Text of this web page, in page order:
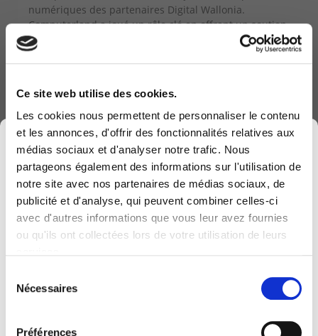
Ce site web utilise des cookies.
Les cookies nous permettent de personnaliser le contenu
et les annonces, d'offrir des fonctionnalités relatives aux
médias sociaux et d'analyser notre trafic. Nous
partageons également des informations sur l'utilisation de
notre site avec nos partenaires de médias sociaux, de
publicité et d'analyse, qui peuvent combiner celles-ci
avec d'autres informations que vous leur avez fournies
ou qu'ils ont collectées lors de votre utilisation de leurs
Nécessaires
Préférences
Computerland devient KEYES, votre partenaire
belge de référence en solutions digitales, alliant
Cette évolution marque une nouvelle étape, avec
numériques des partenaires Digital Wallonia.
Computerland a joué un rôle clé en offrant un soutien
technique et des formations spécialisées.
CROIX ROUGE DE BELGIQUE